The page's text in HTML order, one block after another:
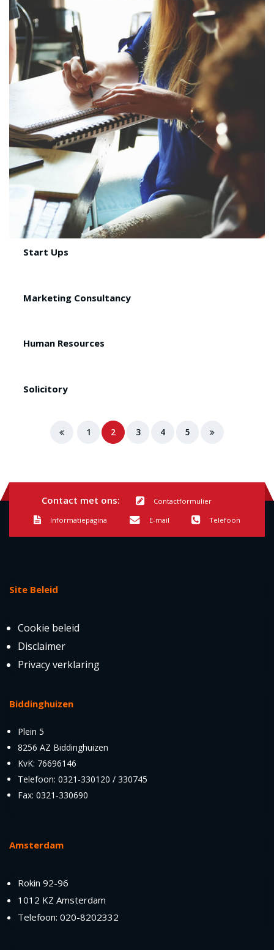
Start Ups
Marketing Consultancy
Human Resources
Solicitory
1 2 3 4 5
Contact met ons: Contactformulier
Informatiepagina E-mail Telefoon
Site Beleid
Cookie beleid
Disclaimer
Privacy verklaring
Biddinghuizen
Plein 5
8256 AZ Biddinghuizen
KvK: 76696146
Telefoon: 0321-330120 / 330745
Fax: 0321-330690
Amsterdam
Rokin 92-96
1012 KZ Amsterdam
Telefoon: 020-8202332